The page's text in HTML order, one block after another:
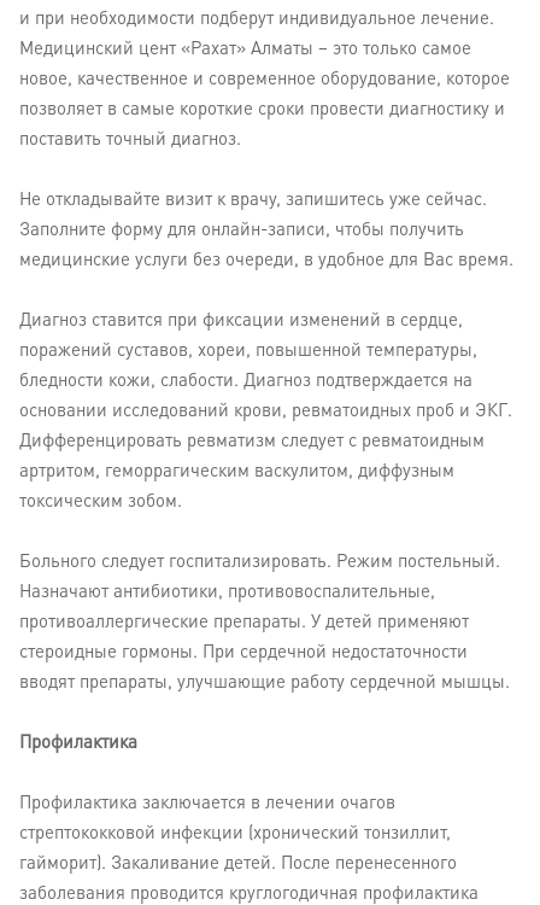
и при необходимости подберут индивидуальное лечение.
Медицинский цент «Рахат» Алматы – это только самое
новое, качественное и современное оборудование, которое
позволяет в самые короткие сроки провести диагностику и
поставить точный диагноз.
Не откладывайте визит к врачу, запишитесь уже сейчас.
Заполните форму для онлайн-записи, чтобы получить
медицинские услуги без очереди, в удобное для Вас время.
Диагноз ставится при фиксации изменений в сердце,
поражений суставов, хореи, повышенной температуры,
бледности кожи, слабости. Диагноз подтверждается на
основании исследований крови, ревматоидных проб и ЭКГ.
Дифференцировать ревматизм следует с ревматоидным
артритом, геморрагическим васкулитом, диффузным
токсическим зобом.
Больного следует госпитализировать. Режим постельный.
Назначают антибиотики, противовоспалительные,
противоаллергические препараты. У детей применяют
стероидные гормоны. При сердечной недостаточности
вводят препараты, улучшающие работу сердечной мышцы.
Профилактика
Профилактика заключается в лечении очагов
стрептококковой инфекции (хронический тонзиллит,
гайморит). Закаливание детей. После перенесенного
заболевания проводится круглогодичная профилактика